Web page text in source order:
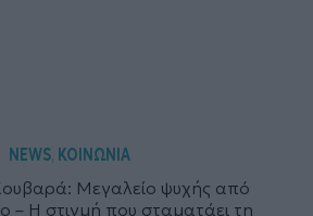
NEWS, ΚΟΙΝΩΝΙΑ
Μεγαλείο ψυχής από
– Η στιγμή που σταματάει τη